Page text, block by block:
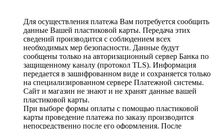
Для осуществления платежа Вам потребуется сообщить
данные Вашей пластиковой карты. Передача этих
сведений производится с соблюдением всех
необходимых мер безопасности. Данные будут
сообщены только на авторизационный сервер Банка по
защищенному каналу (протокол TLS). Информация
передается в зашифрованном виде и сохраняется только
на специализированном сервере Платежной системы.
Сайт и магазин не знают и не хранят данные вашей
пластиковой карты.
При выборе формы оплаты с помощью пластиковой
карты проведение платежа по заказу производится
непосредственно после его оформления. После